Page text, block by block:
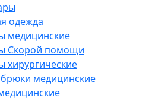
одежда
медицинские
Скорой помощи
хирургические
медицинские